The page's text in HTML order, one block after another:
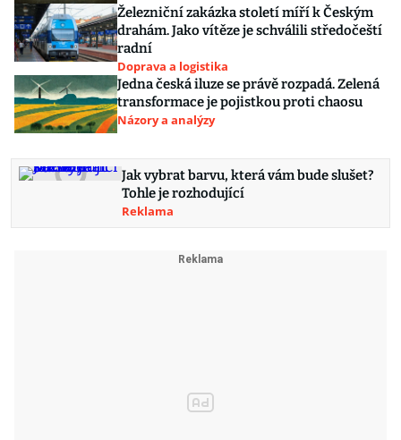
Železniční zakázka století míří k Českým
drahám. Jako vítěze je schválili středočeští
radní
Doprava a logistika
Jedna česká iluze se právě rozpadá. Zelená
transformace je pojistkou proti chaosu
Názory a analýzy
Jak vybrat barvu, která vám bude slušet?
Tohle je rozhodující
Reklama